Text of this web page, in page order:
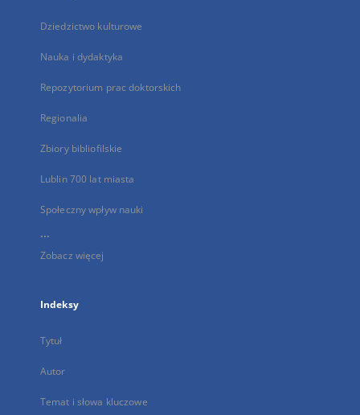
Dziedzictwo kulturowe
Nauka i dydaktyka
Repozytorium prac doktorskich
Regionalia
Zbiory bibliofilskie
Lublin 700 lat miasta
Społeczny wpływ nauki
...
Zobacz więcej
Indeksy
Tytuł
Autor
Temat i słowa kluczowe